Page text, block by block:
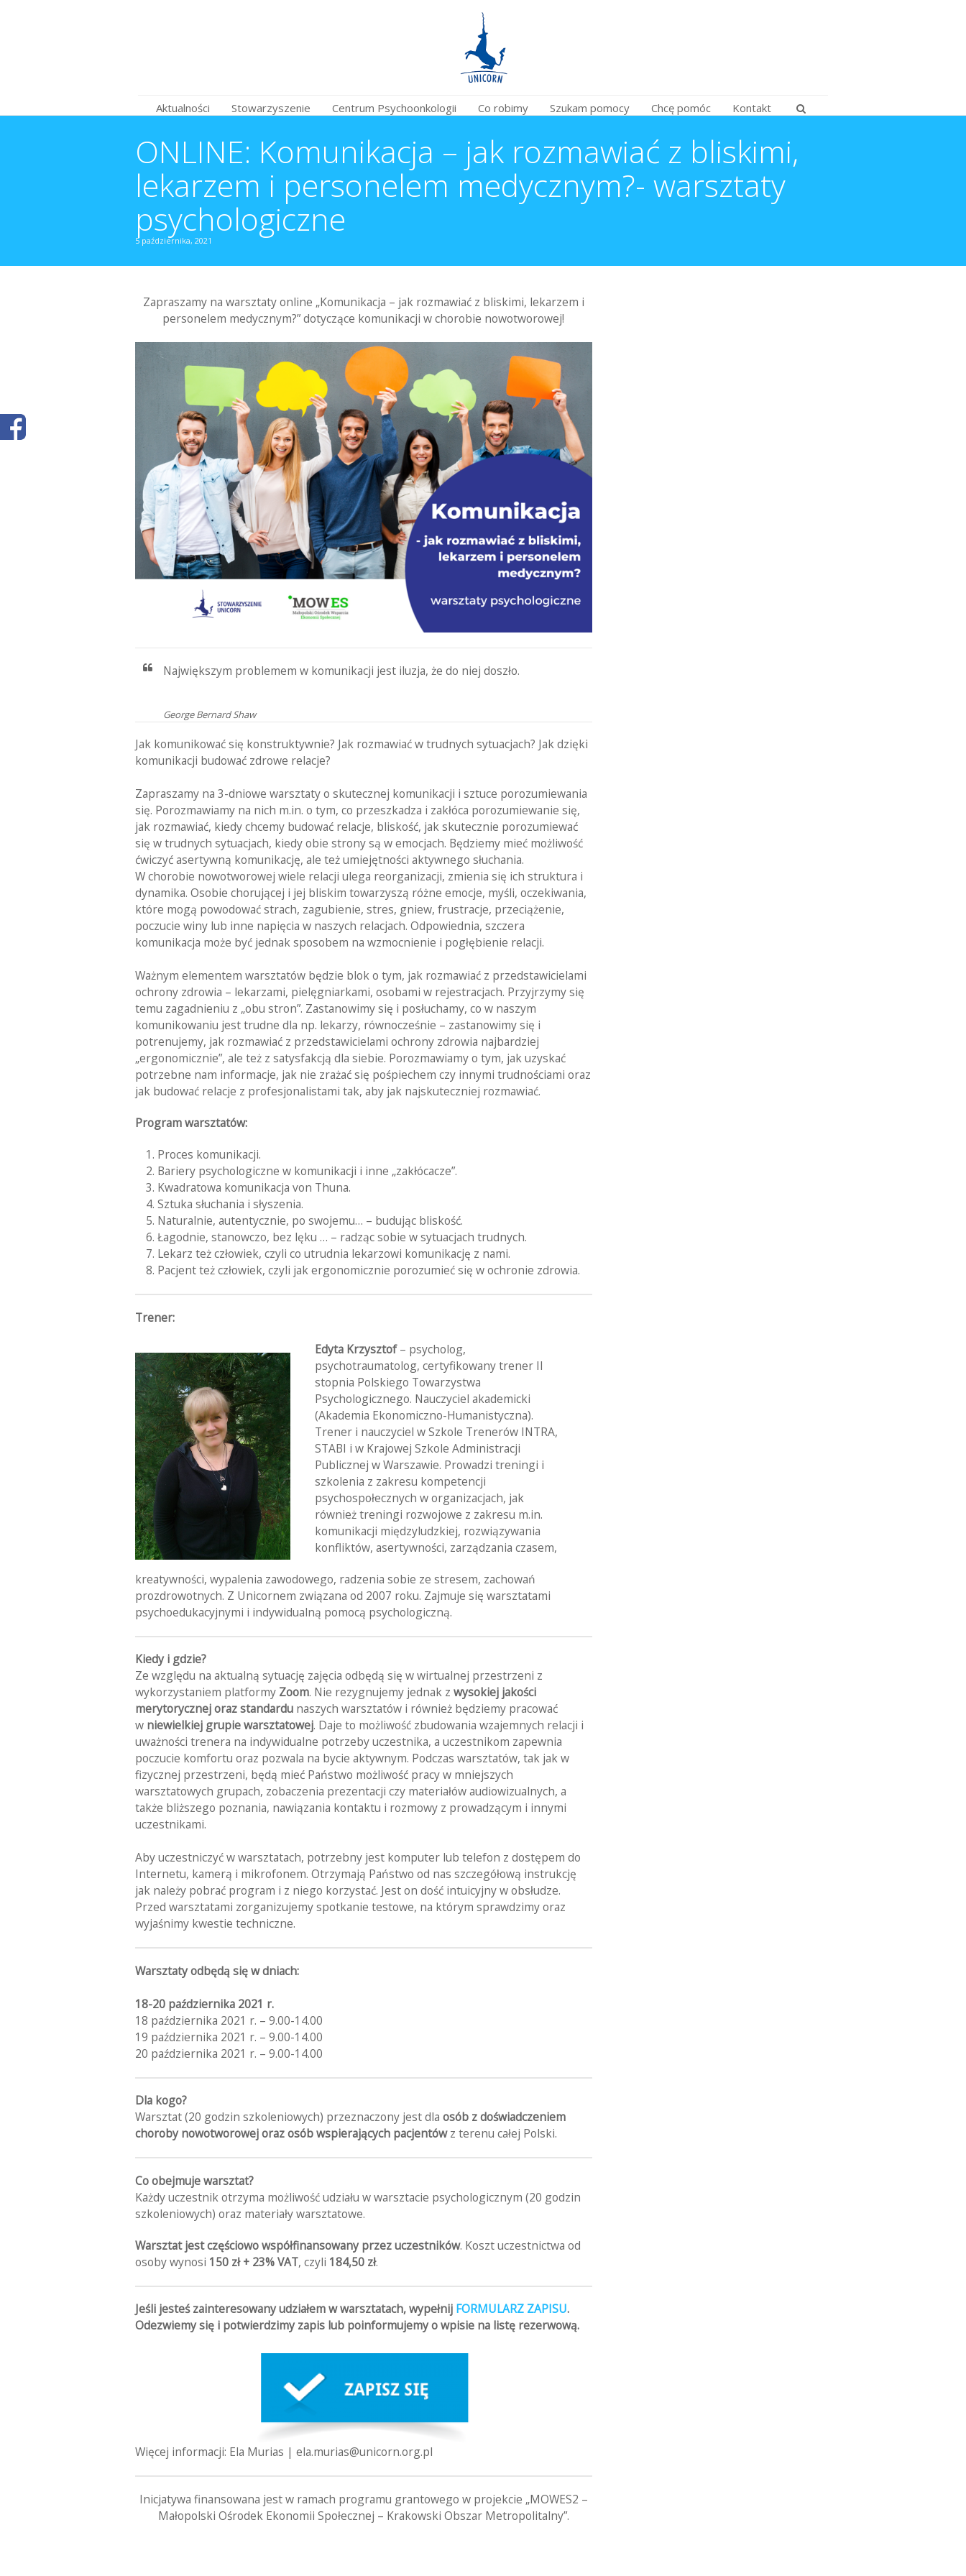
Aktualności Stowarzyszenie Centrum Psychoonkologii Co robimy Szukam pomocy Chcę pomóc Kontakt
ONLINE: Komunikacja – jak rozmawiać z bliskimi,
lekarzem i personelem medycznym?- warsztaty
psychologiczne
5 października, 2021
Zapraszamy na warsztaty online „Komunikacja – jak rozmawiać z bliskimi, lekarzem i
personelem medycznym?” dotyczące komunikacji w chorobie nowotworowej!
Największym problemem w komunikacji jest iluzja, że do niej doszło.
George Bernard Shaw
Jak komunikować się konstruktywnie? Jak rozmawiać w trudnych sytuacjach? Jak dzięki
komunikacji budować zdrowe relacje?
Zapraszamy na 3-dniowe warsztaty o skutecznej komunikacji i sztuce porozumiewania
się. Porozmawiamy na nich m.in. o tym, co przeszkadza i zakłóca porozumiewanie się,
jak rozmawiać, kiedy chcemy budować relacje, bliskość, jak skutecznie porozumiewać
się w trudnych sytuacjach, kiedy obie strony są w emocjach. Będziemy mieć możliwość
ćwiczyć asertywną komunikację, ale też umiejętności aktywnego słuchania.
W chorobie nowotworowej wiele relacji ulega reorganizacji, zmienia się ich struktura i
dynamika. Osobie chorującej i jej bliskim towarzyszą różne emocje, myśli, oczekiwania,
które mogą powodować strach, zagubienie, stres, gniew, frustracje, przeciążenie,
poczucie winy lub inne napięcia w naszych relacjach. Odpowiednia, szczera
komunikacja może być jednak sposobem na wzmocnienie i pogłębienie relacji.
Ważnym elementem warsztatów będzie blok o tym, jak rozmawiać z przedstawicielami
ochrony zdrowia – lekarzami, pielęgniarkami, osobami w rejestracjach. Przyjrzymy się
temu zagadnieniu z „obu stron”. Zastanowimy się i posłuchamy, co w naszym
komunikowaniu jest trudne dla np. lekarzy, równocześnie – zastanowimy się i
potrenujemy, jak rozmawiać z przedstawicielami ochrony zdrowia najbardziej
„ergonomicznie”, ale też z satysfakcją dla siebie. Porozmawiamy o tym, jak uzyskać
potrzebne nam informacje, jak nie zrażać się pośpiechem czy innymi trudnościami oraz
jak budować relacje z profesjonalistami tak, aby jak najskuteczniej rozmawiać.
Program warsztatów:
Proces komunikacji.
Bariery psychologiczne w komunikacji i inne „zakłócacze”.
Kwadratowa komunikacja von Thuna.
Sztuka słuchania i słyszenia.
Naturalnie, autentycznie, po swojemu… – budując bliskość.
Łagodnie, stanowczo, bez lęku … – radząc sobie w sytuacjach trudnych.
Lekarz też człowiek, czyli co utrudnia lekarzowi komunikację z nami.
Pacjent też człowiek, czyli jak ergonomicznie porozumieć się w ochronie zdrowia.
Trener:
Edyta Krzysztof– psycholog,
psychotraumatolog, certyfikowany trener II
stopnia Polskiego Towarzystwa
Psychologicznego. Nauczyciel akademicki
(Akademia Ekonomiczno-Humanistyczna).
Trener i nauczyciel w Szkole Trenerów INTRA,
STABI i w Krajowej Szkole Administracji
Publicznej w Warszawie. Prowadzi treningi i
szkolenia z zakresu kompetencji
psychospołecznych w organizacjach, jak
również treningi rozwojowe z zakresu m.in.
komunikacji międzyludzkiej, rozwiązywania
konfliktów, asertywności, zarządzania czasem,
kreatywności, wypalenia zawodowego, radzenia sobie ze stresem, zachowań
prozdrowotnych. Z Unicornem związana od 2007 roku. Zajmuje się warsztatami
psychoedukacyjnymi i indywidualną pomocą psychologiczną.
Kiedy i gdzie?
Ze względu na aktualną sytuację zajęcia odbędą się w wirtualnej przestrzeni z
wykorzystaniem platformy Zoom. Nie rezygnujemy jednak z wysokiej jakości
merytorycznej oraz standardu naszych warsztatów i również będziemy pracować
w niewielkiej grupie warsztatowej. Daje to możliwość zbudowania wzajemnych relacji i
uważności trenera na indywidualne potrzeby uczestnika, a uczestnikom zapewnia
poczucie komfortu oraz pozwala na bycie aktywnym. Podczas warsztatów, tak jak w
fizycznej przestrzeni, będą mieć Państwo możliwość pracy w mniejszych
warsztatowych grupach, zobaczenia prezentacji czy materiałów audiowizualnych, a
także bliższego poznania, nawiązania kontaktu i rozmowy z prowadzącym i innymi
uczestnikami.
Aby uczestniczyć w warsztatach, potrzebny jest komputer lub telefon z dostępem do
Internetu, kamerą i mikrofonem. Otrzymają Państwo od nas szczegółową instrukcję
jak należy pobrać program i z niego korzystać. Jest on dość intuicyjny w obsłudze.
Przed warsztatami zorganizujemy spotkanie testowe, na którym sprawdzimy oraz
wyjaśnimy kwestie techniczne.
Warsztaty odbędą się w dniach:
18-20 października 2021 r.
18 października 2021 r. – 9.00-14.00
19 października 2021 r. – 9.00-14.00
20 października 2021 r. – 9.00-14.00
Dla kogo?
Warsztat (20 godzin szkoleniowych) przeznaczony jest dla osób z doświadczeniem
choroby nowotworowej oraz osób wspierających pacjentówz terenu całej Polski.
Co obejmuje warsztat?
Każdy uczestnik otrzyma możliwość udziału w warsztacie psychologicznym (20 godzin
szkoleniowych) oraz materiały warsztatowe.
Warsztat jest częściowo współfinansowany przez uczestników. Koszt uczestnictwa od
osoby wynosi 150 zł + 23% VAT, czyli 184,50 zł.
Jeśli jesteś zainteresowany udziałem w warsztatach, wypełnij FORMULARZ ZAPISU.
Odezwiemy się i potwierdzimy zapis lub poinformujemy o wpisie na listę rezerwową.
Więcej informacji: Ela Murias | ela.murias@unicorn.org.pl
Inicjatywa finansowana jest w ramach programu grantowego w projekcie „MOWES2 –
Małopolski Ośrodek Ekonomii Społecznej – Krakowski Obszar Metropolitalny”.